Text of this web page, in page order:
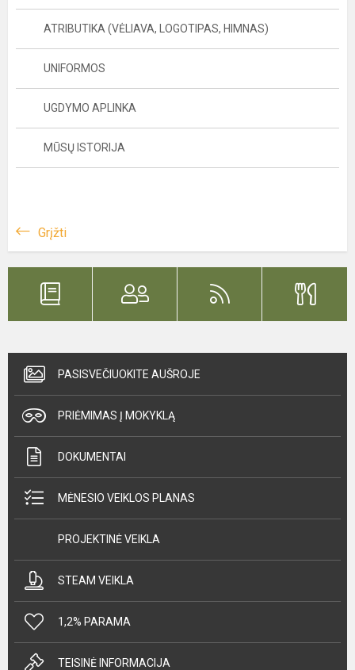
ATRIBUTIKA (VĖLIAVA, LOGOTIPAS, HIMNAS)
UNIFORMOS
UGDYMO APLINKA
MŪSŲ ISTORIJA
Grįžti
PASISVEČIUOKITE AUŠROJE
PRIĖMIMAS Į MOKYKLĄ
DOKUMENTAI
MĖNESIO VEIKLOS PLANAS
PROJEKTINĖ VEIKLA
STEAM VEIKLA
1,2% PARAMA
TEISINĖ INFORMACIJA